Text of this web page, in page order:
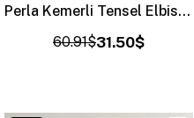
Perla Kemerli Tensel Elbise Kiremit (7057)
31.50$
60.91$